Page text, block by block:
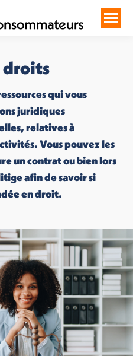
droits
qui vous
juridiques
relatives à
Vous pouvez les
un contrat ou bien lors
afin de savoir si
en droit.